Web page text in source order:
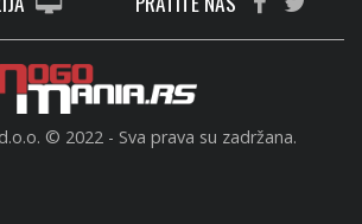
© 2022 - Sva prava su zadržana.